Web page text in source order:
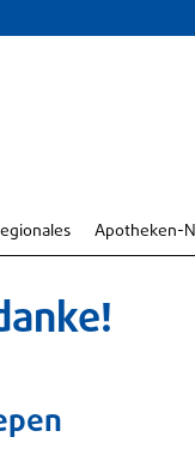
Apotheken-